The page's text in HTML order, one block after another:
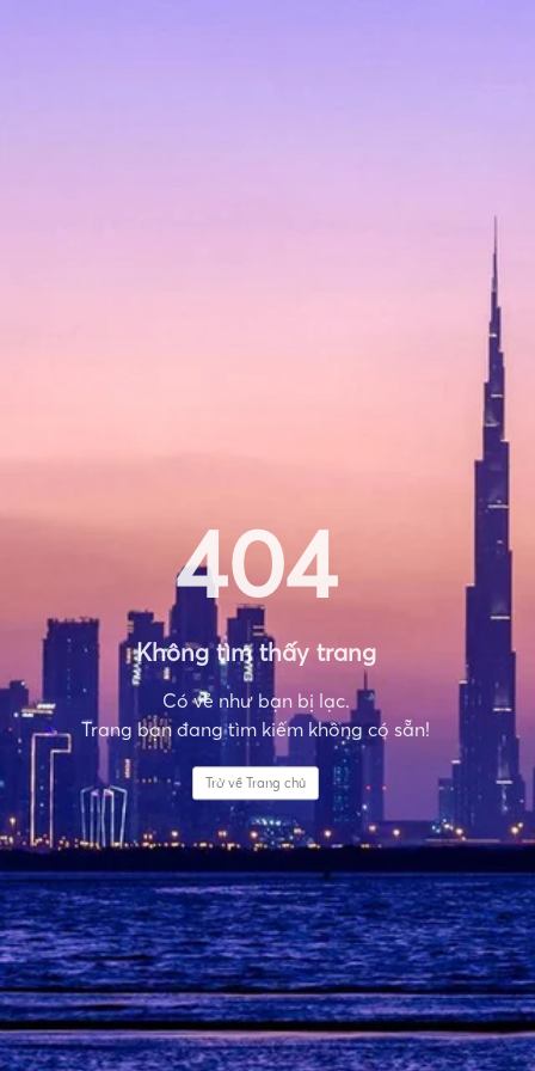
404
Không tìm thấy trang
Có vẻ như bạn bị lạc.
Trang bạn đang tìm kiếm không có sẵn!
Trở về Trang chủ